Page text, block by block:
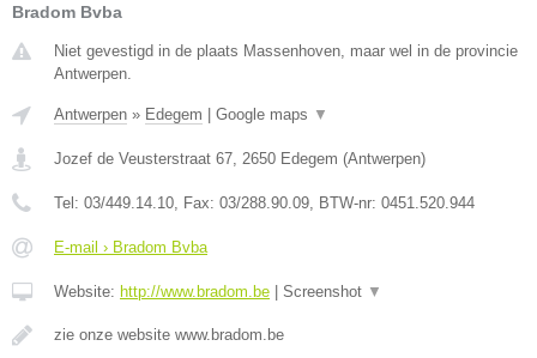
Bradom Bvba
Niet gevestigd in de plaats Massenhoven, maar wel in de provincie
Antwerpen.
Antwerpen » Edegem | Google maps ▼
Jozef de Veusterstraat 67 2650 Edegem (Antwerpen)
Tel: 03/449.14.10 , Fax: 03/288.90.09 , BTW-nr: 0451.520.944
E-mail › Bradom Bvba
Website: http://www.bradom.be | Screenshot ▼
zie onze website www.bradom.be